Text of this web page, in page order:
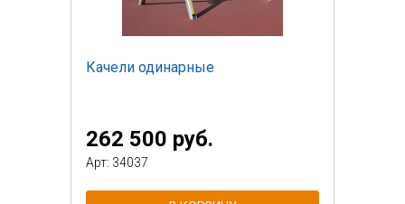
Качели одинарные
262 500 руб.
Арт: 34037